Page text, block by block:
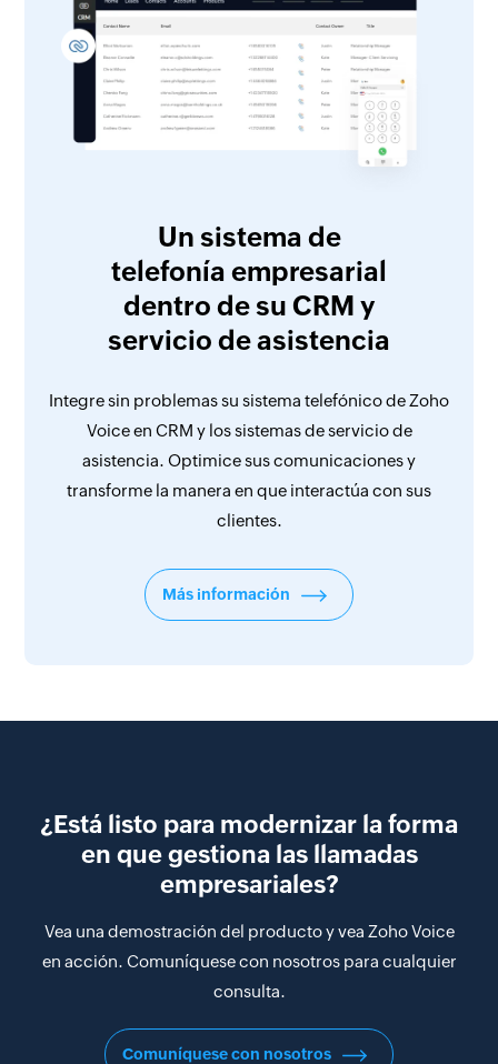
Un sistema de
telefonía empresarial
dentro de su CRM y
servicio de asistencia
Integre sin problemas su sistema telefónico de Zoho
Voice en CRM y los sistemas de servicio de
asistencia. Optimice sus comunicaciones y
transforme la manera en que interactúa con sus
clientes.
Más información
¿Está listo para modernizar la forma
en que gestiona las llamadas
empresariales?
Vea una demostración del producto y vea Zoho Voice
en acción. Comuníquese con nosotros para cualquier
consulta.
Comuníquese con nosotros